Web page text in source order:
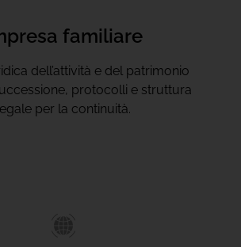
familiare
dell’attività e del patrimonio
protocolli e struttura
per la continuità.